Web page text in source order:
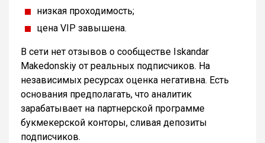
низкая проходимость;
цена VIP завышена.
В сети нет отзывов о сообществе Iskandar
Makedonskiy от реальных подписчиков. На
независимых ресурсах оценка негативна. Есть
основания предполагать, что аналитик
зарабатывает на партнерской программе
букмекерской конторы, сливая депозиты
подписчиков.